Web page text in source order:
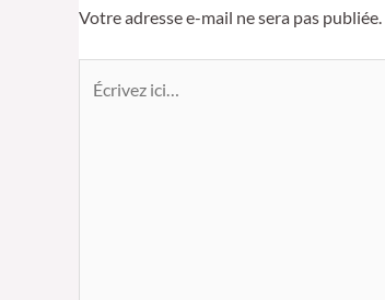
Votre adresse e-mail ne sera pas publiée.